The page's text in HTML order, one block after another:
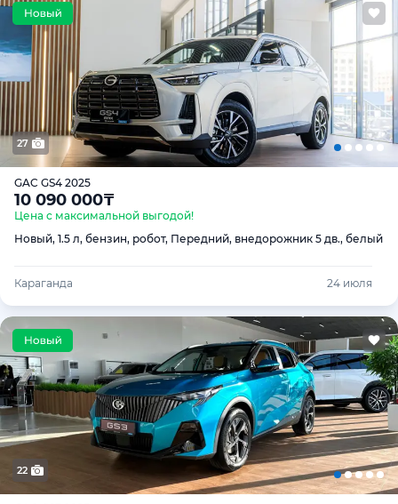
27
GAC GS4 2025
10 090 000₸
Цена с максимальной выгодой!
Новый, 1.5 л, бензин, робот, Передний, внедорожник 5 дв., белый
Караганда 24 июля
22